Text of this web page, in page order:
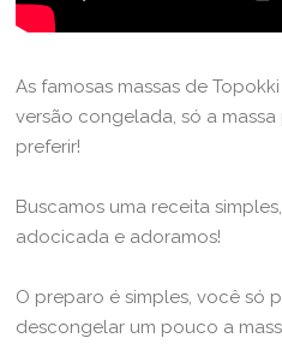
As famosas massas de
versão congelada, só a
preferir!
Buscamos uma receita
adocicada e adoramos!
O preparo é simples, você só
descongelar um pouco a